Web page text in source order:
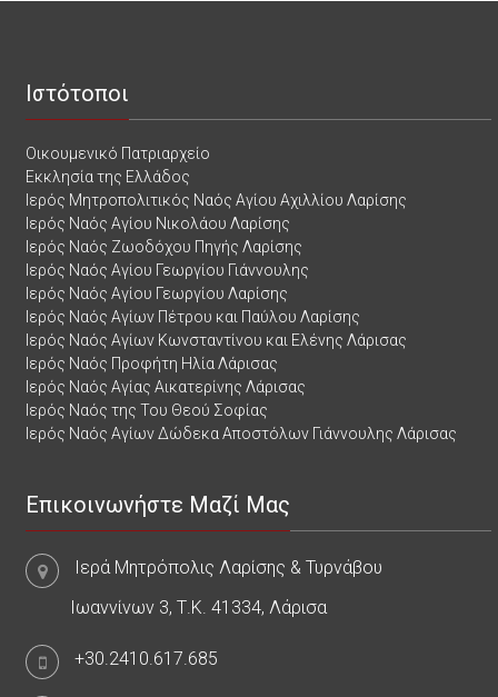
Ιστότοποι
Οικουμενικό Πατριαρχείο
Εκκλησία της Ελλάδος
Ιερός Μητροπολιτικός Ναός Αγίου Αχιλλίου Λαρίσης
Ιερός Ναός Αγίου Νικολάου Λαρίσης
Ιερός Ναός Ζωοδόχου Πηγής Λαρίσης
Ιερός Ναός Αγίου Γεωργίου Γιάννουλης
Ιερός Ναός Αγίου Γεωργίου Λαρίσης
Ιερός Ναός Αγίων Πέτρου και Παύλου Λαρίσης
Ιερός Ναός Αγίων Κωνσταντίνου και Ελένης Λάρισας
Ιερός Ναός Προφήτη Ηλία Λάρισας
Ιερός Ναός Αγίας Αικατερίνης Λάρισας
Ιερός Ναός της Του Θεού Σοφίας
Ιερός Ναός Αγίων Δώδεκα Αποστόλων Γιάννουλης Λάρισας
Επικοινωνήστε Μαζί Μας
Ιερά Μητρόπολις Λαρίσης & Τυρνάβου
Ιωαννίνων 3, Τ.Κ. 41334, Λάρισα
+30.2410.617.685